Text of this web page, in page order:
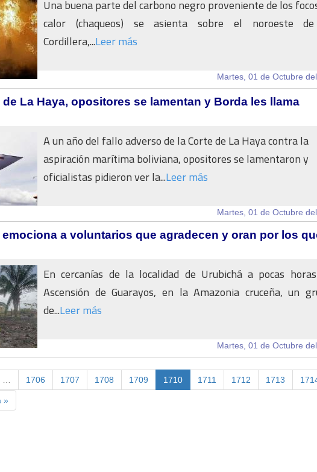
Una buena parte del carbono negro proveniente de los
calor (chaqueos) se asienta sobre el noroeste
Cordillera,...Leer más
Martes, 01 de Octubre
La Haya, opositores se lamentan y Borda les llama
A un año del fallo adverso de la Corte de La Haya contra la
aspiración marítima boliviana, opositores se lamentaron y
oficialistas pidieron ver la...Leer más
Martes, 01 de Octubre
a voluntarios que agradecen y oran por los
En cercanías de la localidad de Urubichá a pocas
Ascensión de Guarayos, en la Amazonia cruceña, un
de...Leer más
Martes, 01 de Octubre
1706 1707 1708 1709 1710 1711 1712 1713
»